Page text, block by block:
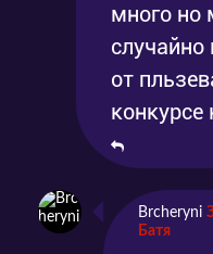
много но
случайно
от
конкурсе
Brcheryni
Батя